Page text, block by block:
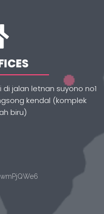
jalan letnan suyono no1
kendal (komplek
biru)